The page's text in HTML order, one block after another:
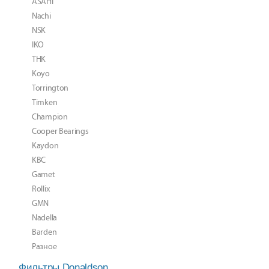
Nachi
NSK
IKO
THK
Koyo
Torrington
Timken
Champion
Cooper Bearings
Kaydon
KBC
Gamet
Rollix
GMN
Nadella
Barden
Разное